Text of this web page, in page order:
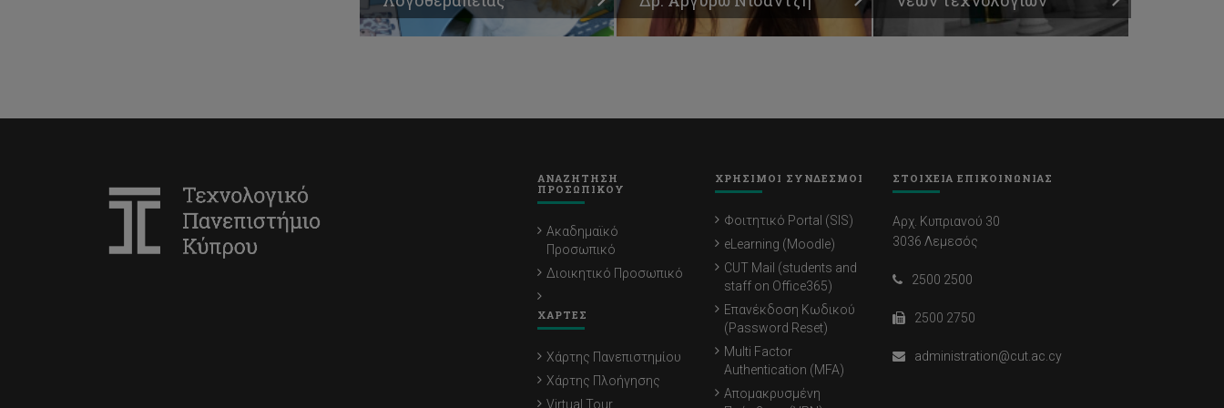
ΑΝΑΖΗΤΗΣΗ
ΠΡΟΣΩΠΙΚΟΥ
Ακαδημαϊκό
Προσωπικό
Διοικητικό Προσωπικό
ΧΑΡΤΕΣ
Χάρτης Πανεπιστημίου
Χάρτης Πλοήγησης
Virtual Tour
ΧΡΗΣΙΜΟΙ ΣΥΝΔΕΣΜΟΙ
Φοιτητικό Portal (SIS)
eLearning (Moodle)
CUT Mail (students and
staff on Office365)
Επανέκδοση Κωδικού
(Password Reset)
Multi Factor
Authentication (MFA)
Απομακρυσμένη
ΣΤΟΙΧΕΙΑ ΕΠΙΚΟΙΝΩΝΙΑΣ
Αρχ. Κυπριανού 30
3036 Λεμεσός
2500 2500
2500 2750
administration@cut.ac.cy